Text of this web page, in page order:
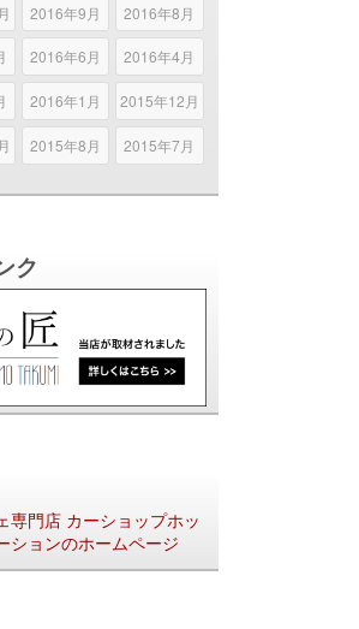
2016年9月 2016年8月
2016年6月 2016年4月
2016年1月 2015年12月
2015年8月 2015年7月
ク
専門店 カーショップホッ
ションのホームページ